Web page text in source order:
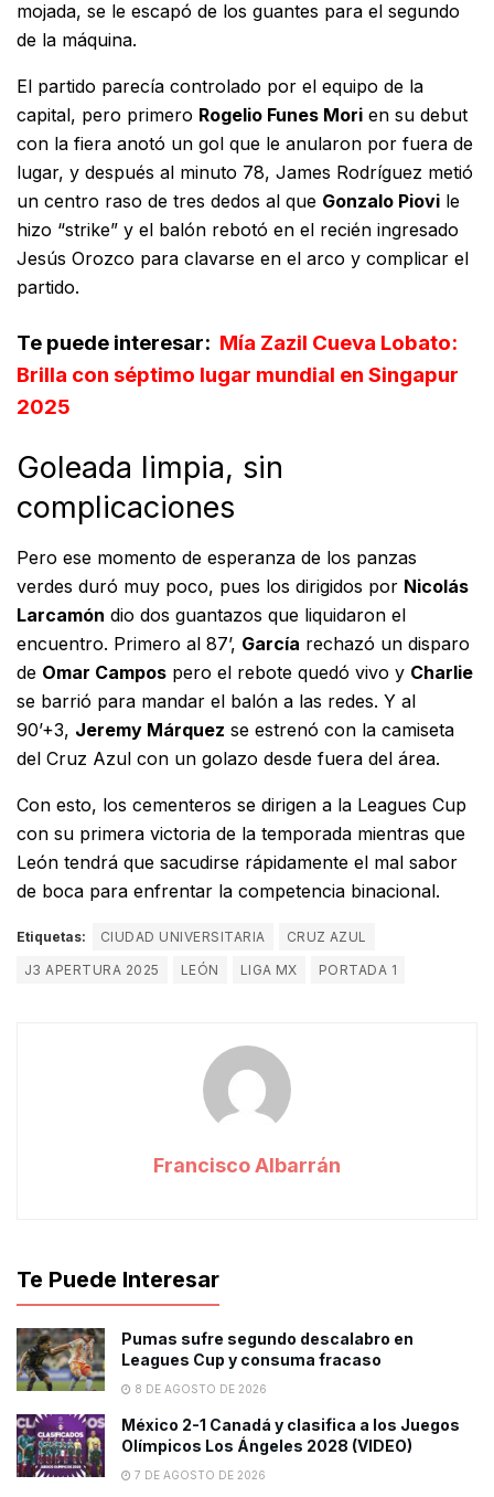
mojada, se le escapó de los guantes para el segundo
de la máquina.
El partido parecía controlado por el equipo de la
capital, pero primero Rogelio Funes Mori en su debut
con la fiera anotó un gol que le anularon por fuera de
lugar, y después al minuto 78, James Rodríguez metió
un centro raso de tres dedos al que Gonzalo Piovi le
hizo “strike” y el balón rebotó en el recién ingresado
Jesús Orozco para clavarse en el arco y complicar el
partido.
Te puede interesar: Mía Zazil Cueva Lobato:
Brilla con séptimo lugar mundial en Singapur
2025
Goleada limpia, sin
complicaciones
Pero ese momento de esperanza de los panzas
verdes duró muy poco, pues los dirigidos por Nicolás
Larcamón dio dos guantazos que liquidaron el
encuentro. Primero al 87’, García rechazó un disparo
de Omar Campos pero el rebote quedó vivo y Charlie
se barrió para mandar el balón a las redes. Y al
90’+3, Jeremy Márquez se estrenó con la camiseta
del Cruz Azul con un golazo desde fuera del área.
Con esto, los cementeros se dirigen a la Leagues Cup
con su primera victoria de la temporada mientras que
León tendrá que sacudirse rápidamente el mal sabor
de boca para enfrentar la competencia binacional.
Etiquetas: CIUDAD UNIVERSITARIA
CRUZ AZUL
J3 APERTURA 2025
LEÓN LIGA MX PORTADA 1
Francisco Albarrán
Te Puede Interesar
Pumas sufre segundo descalabro en
Leagues Cup y consuma fracaso
8 DE AGOSTO DE 2026
México 2-1 Canadá y clasifica a los Juegos
Olímpicos Los Ángeles 2028 (VIDEO)
7 DE AGOSTO DE 2026